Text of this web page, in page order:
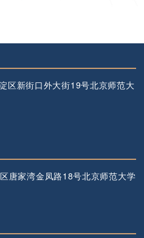
区新街口外大街19号北京师范大
唐家湾金凤路18号北京师范大学